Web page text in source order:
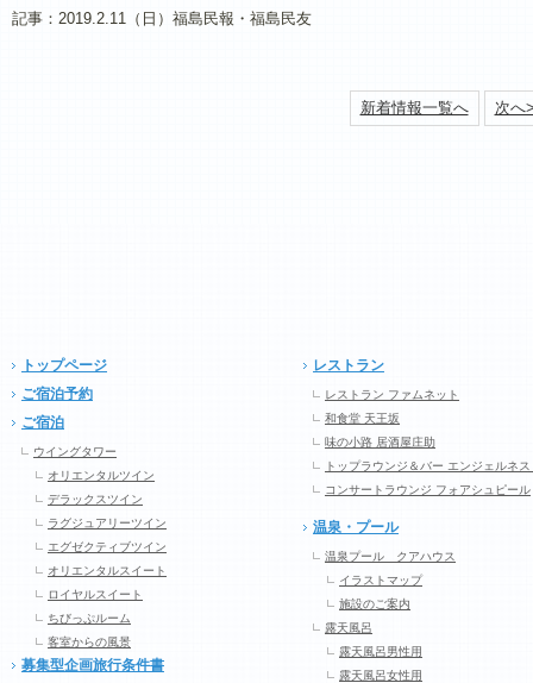
記事：2019.2.11（日）福島民報・福島民友
新着情報一覧へ 次へ
トップページ
ご宿泊予約
ご宿泊
ウイングタワー
オリエンタルツイン
デラックスツイン
ラグジュアリーツイン
エグゼクティブツイン
オリエンタルスイート
ロイヤルスイート
ちびっぷルーム
客室からの風景
募集型企画旅行条件書
レストラン
レストラン ファムネット
和食堂 天王坂
味の小路 居酒屋庄助
トップラウンジ＆バー エンジェルネス
コンサートラウンジ フォアシュピール
温泉・プール
温泉プール クアハウス
イラストマップ
施設のご案内
露天風呂
露天風呂男性用
露天風呂女性用